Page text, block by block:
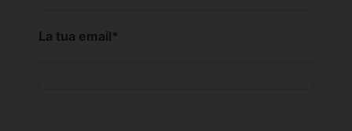
La tua email*